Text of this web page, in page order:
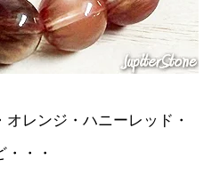
レンジ・ハニーレッド・
・・